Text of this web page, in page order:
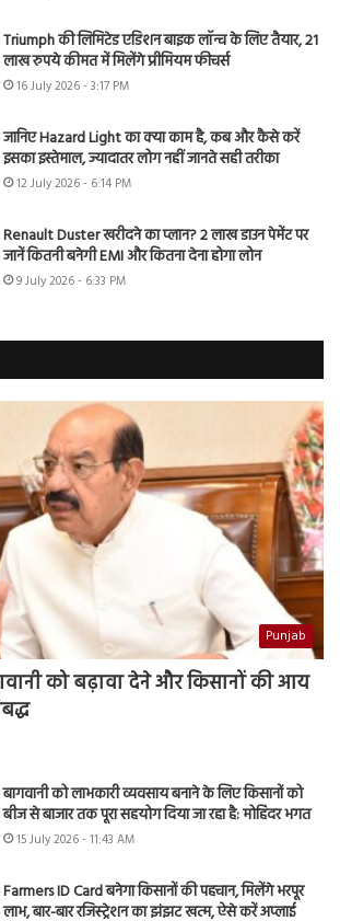
Triumph की लिमिटेड एडिशन बाइक लॉन्च के लिए तैयार, 21
लाख रुपये कीमत में मिलेंगे प्रीमियम फीचर्स
16 July 2026 - 3:17 PM
जानिए Hazard Light का क्या काम है, कब और कैसे करें
इसका इस्तेमाल, ज्यादातर लोग नहीं जानते सही तरीका
12 July 2026 - 6:14 PM
Renault Duster खरीदने का प्लान? 2 लाख डाउन पेमेंट पर
जानें कितनी बनेगी EMI और कितना देना होगा लोन
9 July 2026 - 6:33 PM
Punjab
को बढ़ावा देने और किसानों की आय
बागवानी को लाभकारी व्यवसाय बनाने के लिए किसानों को
बीज से बाजार तक पूरा सहयोग दिया जा रहा है: मोहिंदर भगत
15 July 2026 - 11:43 AM
Farmers ID Card बनेगा किसानों की पहचान, मिलेंगे भरपूर
लाभ, बार-बार रजिस्ट्रेशन का झंझट खत्म, ऐसे करें अप्लाई